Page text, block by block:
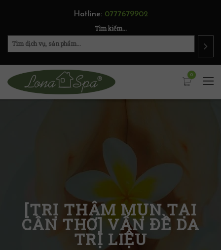
Hotline: 0777679902
Tìm kiếm...
0
[TRỊ THÂM MỤN TẠI
CẦN THƠ] VẤN ĐỀ DA
TRỊ LIỆU